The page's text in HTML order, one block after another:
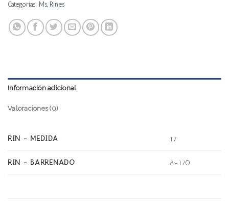
Categorías: Ms, Rines
Información adicional
Valoraciones (0)
RIN - MEDIDA 17
RIN - BARRENADO 8-170